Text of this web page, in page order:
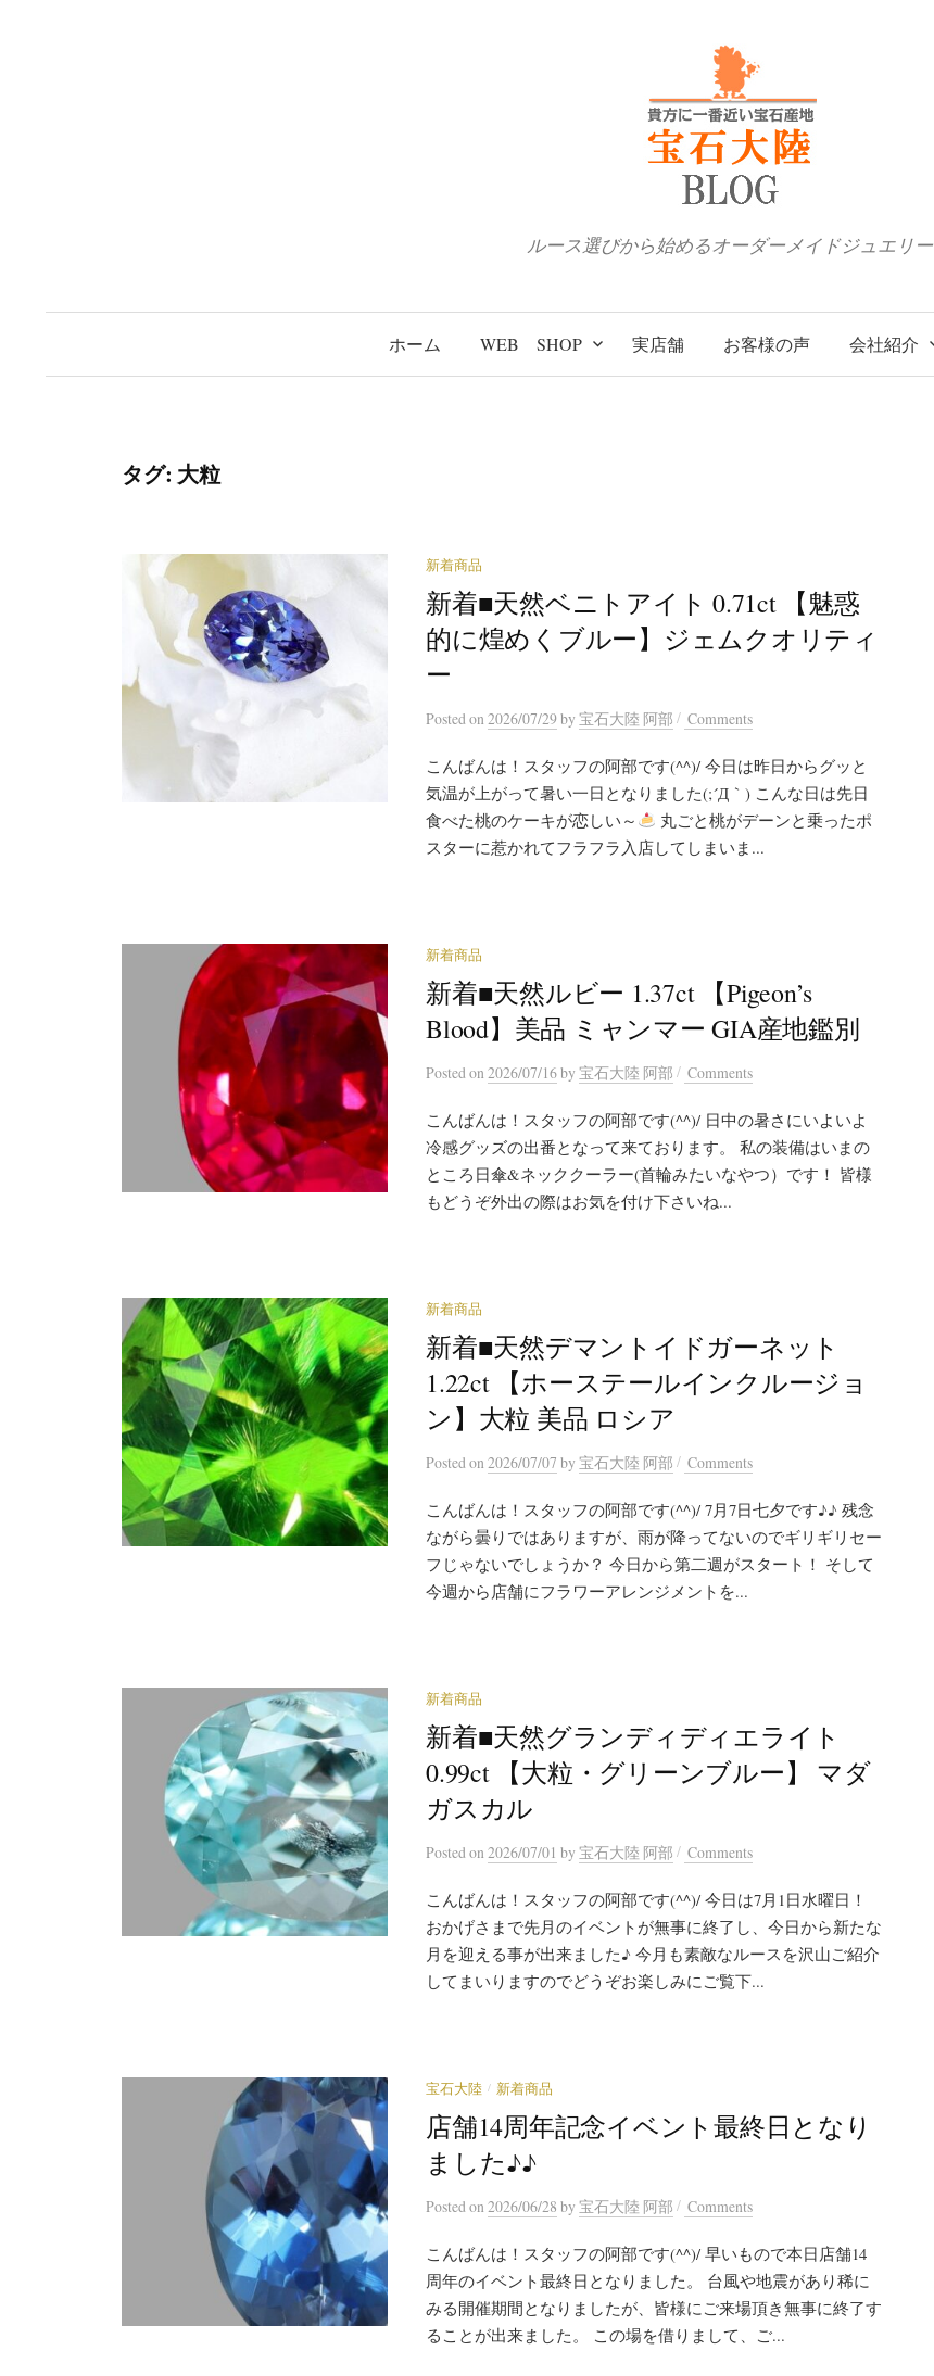
ルース選びから始めるオーダーメイドジュエリー
ホーム WEB SHOP 実店舗 お客様の声 会社紹介
タグ:大粒
新着商品
新着■天然ベニトアイト 0.71ct 【魅惑
的に煌めくブルー】ジェムクオリティ
ー
Postedon 2026/07/29by 宝石大陸 阿部 / Comments
こんばんは！スタッフの阿部です(^^)/ 今日は昨日からグッと
気温が上がって暑い一日となりました(;´Д｀) こんな日は先日
食べた桃のケーキが恋しい～
丸ごと桃がデーンと乗ったポ
スターに惹かれてフラフラ入店してしまいま...
新着商品
新着■天然ルビー 1.37ct 【Pigeon’s
Blood】美品 ミャンマー GIA産地鑑別
Postedon 2026/07/16by 宝石大陸 阿部 / Comments
こんばんは！スタッフの阿部です(^^)/ 日中の暑さにいよいよ
冷感グッズの出番となって来ております。 私の装備はいまの
ところ日傘&ネッククーラー(首輪みたいなやつ）です！ 皆様
もどうぞ外出の際はお気を付け下さいね...
新着商品
新着■天然デマントイドガーネット
1.22ct 【ホーステールインクルージョ
ン】大粒 美品 ロシア
Postedon 2026/07/07 by 宝石大陸 阿部 / Comments
こんばんは！スタッフの阿部です(^^)/ 7月7日七夕です♪♪ 残念
ながら曇りではありますが、雨が降ってないのでギリギリセー
フじゃないでしょうか？ 今日から第二週がスタート！ そして
今週から店舗にフラワーアレンジメントを...
新着商品
新着■天然グランディディエライト
0.99ct 【大粒・グリーンブルー】 マダ
ガスカル
Postedon 2026/07/01 by 宝石大陸 阿部 / Comments
こんばんは！スタッフの阿部です(^^)/ 今日は7月1日水曜日！
おかげさまで先月のイベントが無事に終了し、今日から新たな
月を迎える事が出来ました♪ 今月も素敵なルースを沢山ご紹介
してまいりますのでどうぞお楽しみにご覧下...
宝石大陸 / 新着商品
店舗14周年記念イベント最終日となり
ました♪♪
Postedon 2026/06/28 by 宝石大陸 阿部 / Comments
こんばんは！スタッフの阿部です(^^)/ 早いもので本日店舗14
周年のイベント最終日となりました。 台風や地震があり稀に
みる開催期間となりましたが、皆様にご来場頂き無事に終了す
ることが出来ました。 この場を借りまして、ご...